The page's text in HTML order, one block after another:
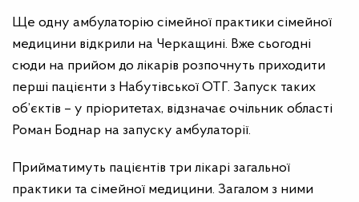
Ще одну амбулаторію сімейної практики сімейної
медицини відкрили на Черкащині. Вже сьогодні
сюди на прийом до лікарів розпочнуть приходити
перші пацієнти з Набутівської ОТГ. Запуск таких
об’єктів – у пріоритетах, відзначає очільник області
Роман Боднар на запуску амбулаторії.
Прийматимуть пацієнтів три лікарі загальної
практики та сімейної медицини. Загалом з ними